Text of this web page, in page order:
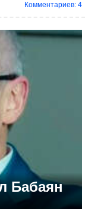
Комментариев: 4
Бабаян